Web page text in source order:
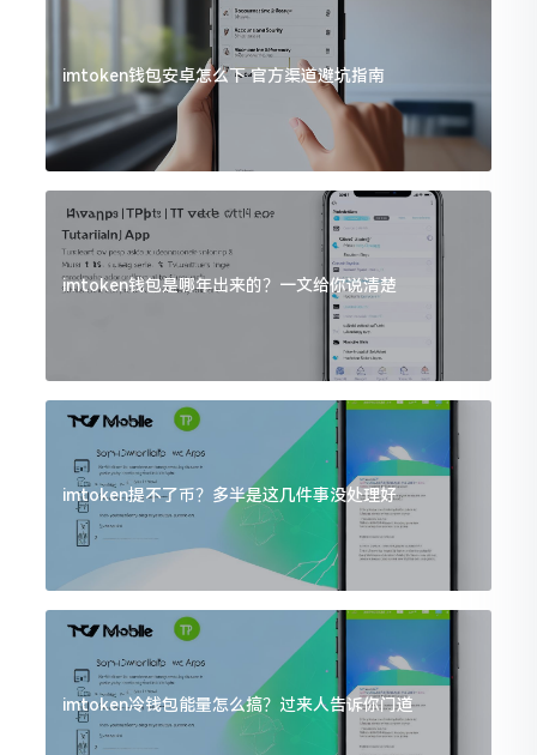
imtoken钱包安卓怎么下 官方渠道避坑指南
imtoken钱包是哪年出来的？一文给你说清楚
imtoken提不了币？多半是这几件事没处理好
imtoken冷钱包能量怎么搞？过来人告诉你门道